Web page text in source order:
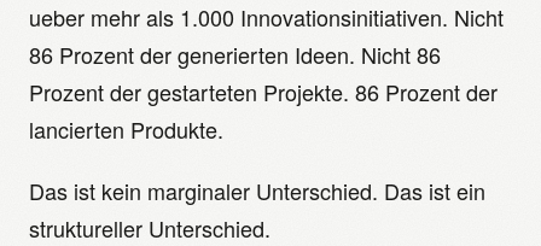
ueber mehr als 1.000 Innovationsinitiativen. Nicht
86 Prozent der generierten Ideen. Nicht 86
Prozent der gestarteten Projekte. 86 Prozent der
lancierten Produkte.
Das ist kein marginaler Unterschied. Das ist ein
struktureller Unterschied.